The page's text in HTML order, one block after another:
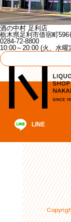
酒の中村 足利店
栃木県足利市借宿町596
0284-72-8800
10:00～20:00 (火、水曜
LINE